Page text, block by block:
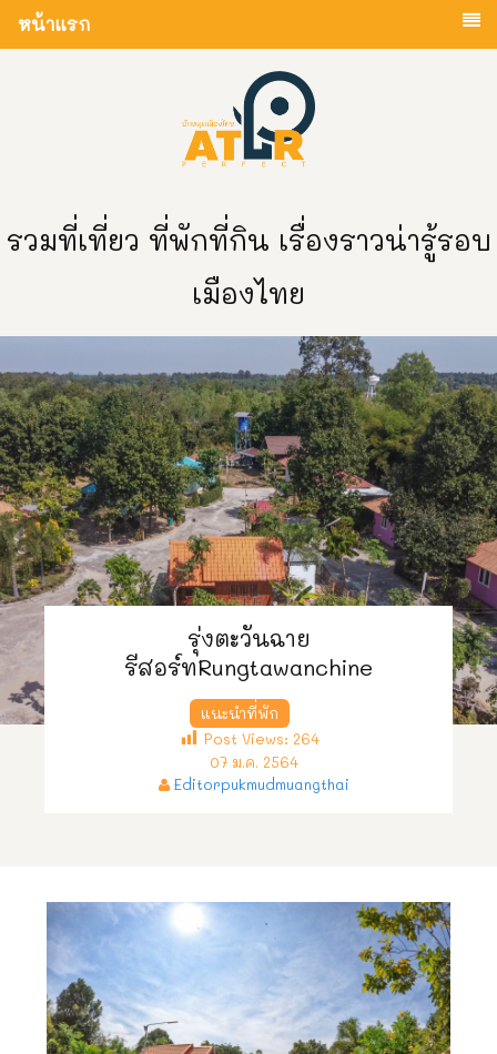
หน้าแรก
รวมที่เที่ยว ที่พักที่กิน เรื่องราวน่ารู้รอบ
เมืองไทย
รุ่งตะวันฉาย
รีสอร์ทRungtawanchine
แนะนำที่พัก
Post Views: 264
07 ม.ค. 2564
Editorpukmudmuangthai